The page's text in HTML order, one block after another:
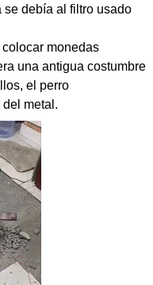
debía al filtro usado
monedas
una antigua costumbre
el perro
metal.